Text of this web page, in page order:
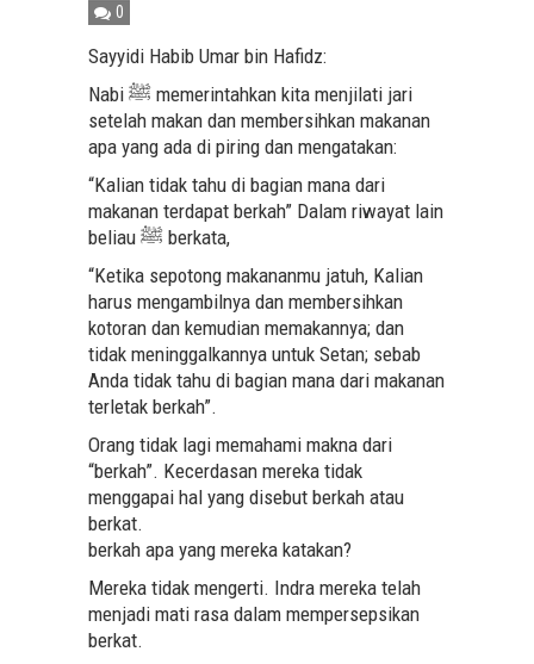
0
Sayyidi Habib Umar bin Hafidz:
Nabi ﷺ memerintahkan kita menjilati jari
setelah makan dan membersihkan makanan
apa yang ada di piring dan mengatakan:
“Kalian tidak tahu di bagian mana dari
makanan terdapat berkah” Dalam riwayat lain
beliau ﷺ berkata,
“Ketika sepotong makananmu jatuh, Kalian
harus mengambilnya dan membersihkan
kotoran dan kemudian memakannya; dan
tidak meninggalkannya untuk Setan; sebab
Anda tidak tahu di bagian mana dari makanan
terletak berkah”.
Orang tidak lagi memahami makna dari
“berkah”. Kecerdasan mereka tidak
menggapai hal yang disebut berkah atau
berkat.
berkah apa yang mereka katakan?
Mereka tidak mengerti. Indra mereka telah
menjadi mati rasa dalam mempersepsikan
berkat.